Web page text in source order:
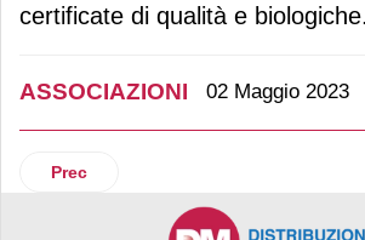
certificate di qualità e biologiche.
ASSOCIAZIONI 02 Maggio 2023
Articolo precedente: Spettacoli alla
Prec